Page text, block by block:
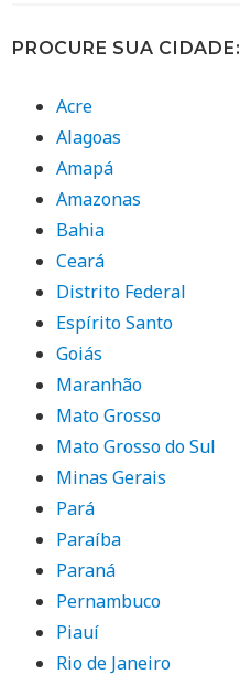
PROCURE SUA CIDADE:
Acre
Alagoas
Amapá
Amazonas
Bahia
Ceará
Distrito Federal
Espírito Santo
Goiás
Maranhão
Mato Grosso
Mato Grosso do Sul
Minas Gerais
Pará
Paraíba
Paraná
Pernambuco
Piauí
Rio de Janeiro